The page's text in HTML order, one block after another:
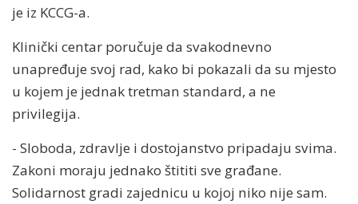
je iz KCCG-a.
Klinički centar poručuje da svakodnevno
unapređuje svoj rad, kako bi pokazali da su mjesto
u kojem je jednak tretman standard, a ne
privilegija.
- Sloboda, zdravlje i dostojanstvo pripadaju svima.
Zakoni moraju jednako štititi sve građane.
Solidarnost gradi zajednicu u kojoj niko nije sam.